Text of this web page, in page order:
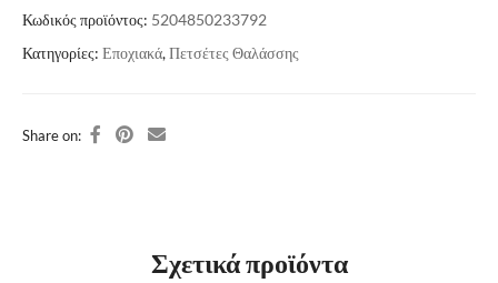
Κωδικός προϊόντος: 5204850233792
Κατηγορίες: Εποχιακά,Πετσέτες Θαλάσσης
Share on:
Σχετικά προϊόντα